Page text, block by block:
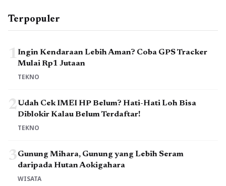
Terpopuler
1Ingin Kendaraan Lebih Aman? Coba GPS Tracker
Mulai Rp1 Jutaan
TEKNO
2Udah Cek IMEI HP Belum? Hati-Hati Loh Bisa
Diblokir Kalau Belum Terdaftar!
TEKNO
3Gunung Mihara, Gunung yang Lebih Seram
daripada Hutan Aokigahara
WISATA